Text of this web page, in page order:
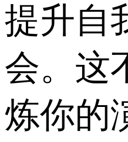
提升自
会。这
炼你的